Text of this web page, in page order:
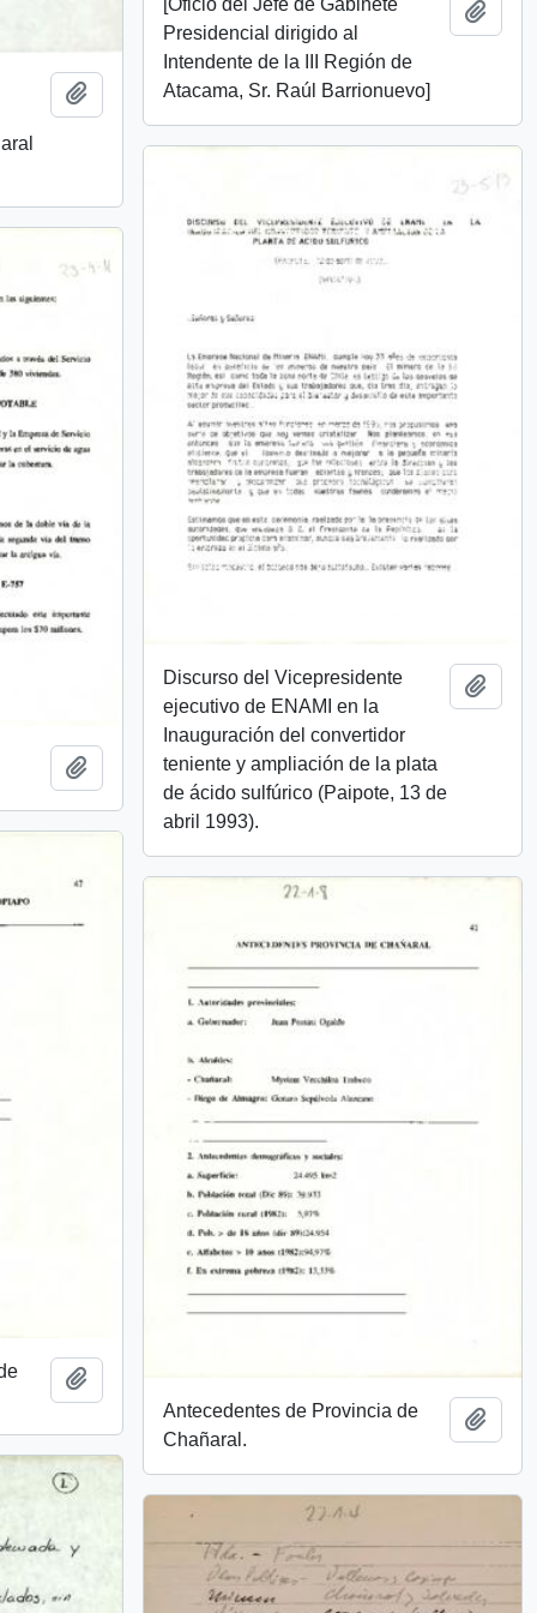
Presidencial dirigido al
Intendente de la III Región de
Atacama, Sr. Raúl Barrionuevo]
Add
Add to clipboard
Discurso del Vicepresidente
ejecutivo de ENAMI en la
Inauguración del convertidor
teniente y ampliación de la plata
de ácido sulfúrico (Paipote, 13 de
abril 1993).
Add
Add to clipboard
Add to clipboard
Antecedentes de Provincia de
Chañaral.
Add